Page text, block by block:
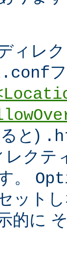
ィレ
と)
レクテ
。
ット
的に